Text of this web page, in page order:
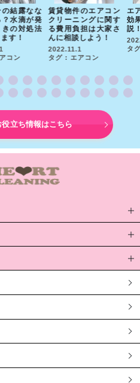
の結露なな
水滴が発
の対処法
す！
コン
賃貸物件のエアコン
クリーニングに関す
る費用負担は大家さ
んに相談しよう！
2022.11.1
タグ : エアコン
エ
効
説
タ
立ち情報はこちら